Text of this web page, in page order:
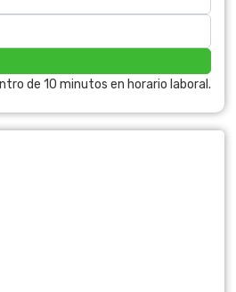
de 10 minutos en horario laboral.